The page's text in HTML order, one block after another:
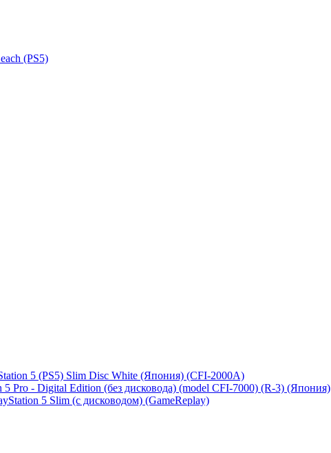
(PS5)
5 (PS5) Slim Disc White (Япония) (CFI-2000A)
5 Pro - Digital Edition (без дисковода) (model CFI-7000) (R-3) (Япония)
5 Slim (с дисководом) (GameReplay)